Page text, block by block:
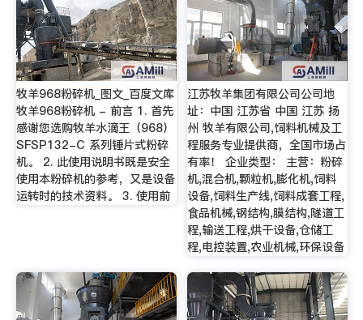
牧羊968粉碎机_图文_百度文库
牧羊968粉碎机 - 前言 1. 首先
感谢您选购牧羊水滴王（968）
SFSP132-C 系列锤片式粉碎
机。 2. 此使用说明书既是安全
使用本粉碎机的参考，又是设备
运转时的技术资料。 3. 使用前
江苏牧羊集团有限公司公司地
址：中国 江苏省 中国 江苏 扬
州 牧羊有限公司,饲料机械及工
程服务专业提供商，全国市场占
有率！ 企业类型： 主营：粉碎
机,混合机,颗粒机,膨化机,饲料
设备,饲料生产线,饲料成套工程,
食品机械,钢结构,膜结构,隧道工
程,输送工程,烘干设备,仓储工
程,电控装置,农业机械,环保设备